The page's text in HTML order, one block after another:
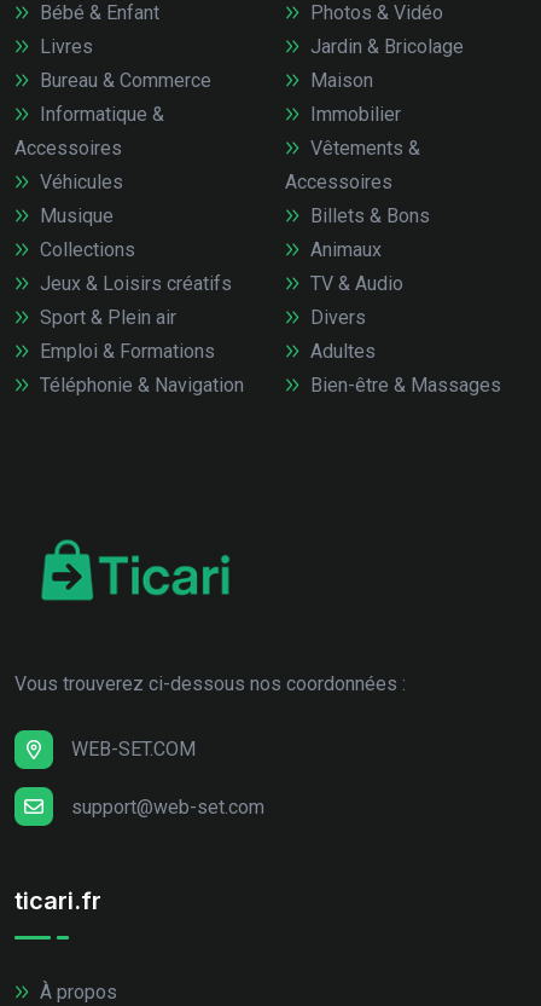
Bébé & Enfant
Livres
Bureau & Commerce
Informatique &
Accessoires
Véhicules
Photos & Vidéo
Jardin & Bricolage
Maison
Immobilier
Vêtements &
Accessoires
Musique
Collections
Jeux & Loisirs créatifs
Sport & Plein air
Emploi & Formations
Téléphonie & Navigation
Billets & Bons
Animaux
TV & Audio
Divers
Adultes
Bien-être & Massages
Vous trouverez ci-dessous nos coordonnées :
WEB-SET.COM
support@web-set.com
ticari.fr
À propos